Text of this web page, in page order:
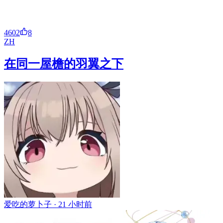
4602
8
ZH
在同一屋檐的羽翼之下
爱吃的萝卜子 · 21 小时前